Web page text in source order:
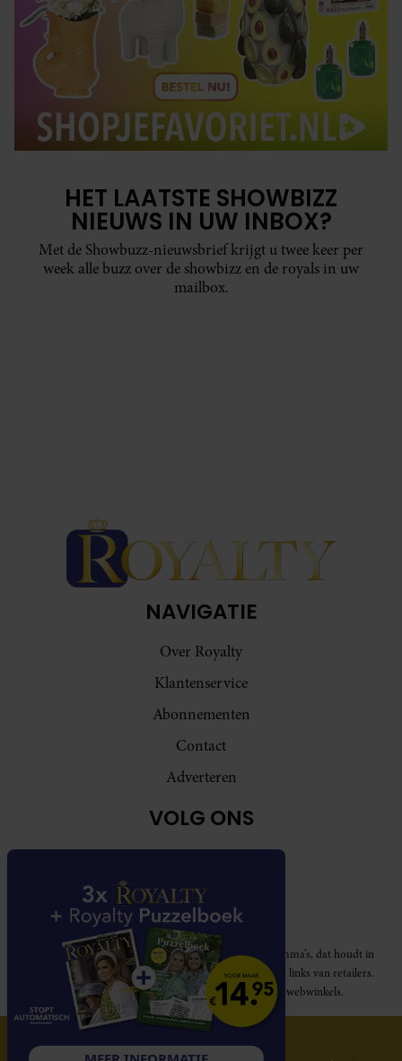
HET LAATSTE SHOWBIZZ
NIEUWS IN UW INBOX?
Met de Showbuzz-nieuwsbrief krijgt u twee keer per
week alle buzz over de showbizz en de royals in uw
mailbox.
NAVIGATIE
Over Royalty
Klantenservice
Abonnementen
Contact
Adverteren
VOLG ONS
Royalty participeert in diverse affiliate marketing programma’s, dat houdt in
dat Royalty commissies ontvangt voor aankopen middels links van retailers.
Deze website wordt niet gesponsord door de genoemde webwinkels.